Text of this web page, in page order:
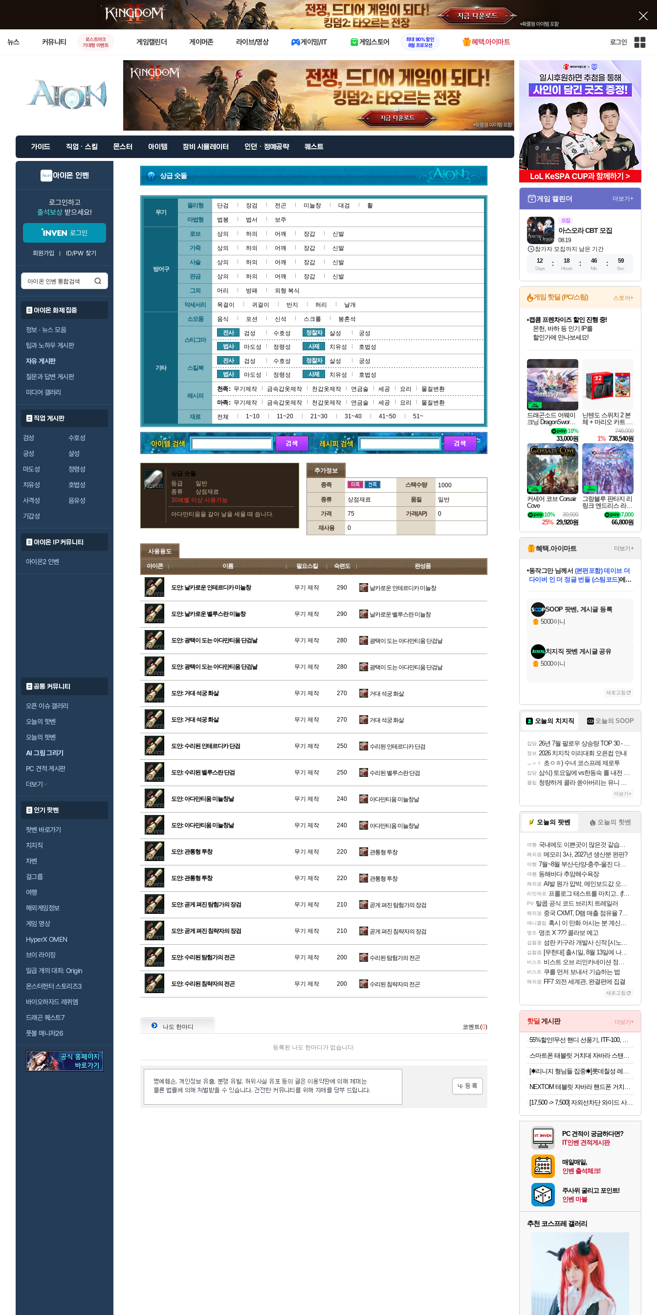
X
뉴스 커뮤니티
로스트아크
기대평 이벤트
게임캘린더 게이머존 라이브/영상 게이밍/IT 게임스토어
최대 90% 할인
8월 프로모션
혜택.아이마트 로그인
인
트
가이드 직업 · 스킬 몬스터 아이템 장비 시뮬레이터 인던 · 정예공략 퀘스트
아이온 인벤
로그인하고
출석보상 받으세요!
로그인
회원가입 ID/PW 찾기
아이온 화제 집중
정보 · 뉴스 모음
팁과 노하우 게시판
자유 게시판
질문과 답변 게시판
미디어 갤러리
직업 게시판
검성
수호성
궁성
살성
마도성
정령성
치유성
호법성
사격성
음유성
기갑성
아이온 IP 커뮤니티
아이온2 인벤
공통 커뮤니티
오픈 이슈 갤러리
오늘의 핫벤
오늘의 팟벤
AI 그림 그리기
PC 견적 게시판
더보기
인기 팟벤
팟벤 바로가기
치지직
차벤
걸그룹
여행
해외게임정보
게임 영상
HyperX OMEN
브이 라이징
일곱 개의 대죄: Origin
몬스터헌터 스토리즈3
바이오하자드 레퀴엠
드래곤 퀘스트7
풋볼 매니저26
상급 숫돌
무기
물리형 단검 장검 전곤 미늘창 대검 활
마법형 법봉 법서 보주
방어구
로브 상의 하의 어깨 장갑 신발
가죽 상의 하의 어깨 장갑 신발
사슬 상의 하의 어깨 장갑 신발
판금 상의 하의 어깨 장갑 신발
그외 머리 방패 외형 복식
악세서리 목걸이 귀걸이 반지 허리 날개
기타
소모품 음식 포션 신석 스크롤 봉혼석
스티그마
전사 검성 수호성 정찰자 살성
궁성
법사
마도성 정령성 사제 치유성 호법성
스킬북
전사 검성 수호성 정찰자 살성
궁성
법사
마도성 정령성 사제 치유성 호법성
레시피
천족 : 무기제작 금속갑옷제작 천갑옷제작 연금술 세공 요리
물질변환
마족 : 무기제작 금속갑옷제작 천갑옷제작 연금술 세공 요리 물질변환
재료 전체 1~10 11~20 21~30 31~40 41~50 51~
상급 숫돌
등급
일반
종류
상점재료
30레벨 이상 사용가능
아다만티움을 갈아 날을 세울 때 씁니다.
추가정보
종족 스택수량 1000
종류 상점재료 품질 일반
가격 75 가격(AP) 0
재사용 0
사용용도
아이콘 이름 필요스킬 숙련도 완성품
도안: 날카로운 인테르디카 미늘창 무기 제작 290 날카로운 인테르디카 미늘창
도안: 날카로운 벨루스란 미늘창 무기 제작 290 날카로운 벨루스란 미늘창
도안: 광택이 도는 아다만티움 단검날 무기 제작 280 광택이 도는 아다만티움 단검날
도안: 광택이 도는 아다만티움 단검날 무기 제작 280 광택이 도는 아다만티움 단검날
도안: 거대 석궁 화살 무기 제작 270 거대 석궁 화살
도안: 거대 석궁 화살 무기 제작 270 거대 석궁 화살
도안: 수리된 인테르디카 단검 무기 제작 250 수리된 인테르디카 단검
도안: 수리된 벨루스란 단검 무기 제작 250 수리된 벨루스란 단검
도안: 아다만티움 미늘창날 무기 제작 240 아다만티움 미늘창날
도안: 아다만티움 미늘창날 무기 제작 240 아다만티움 미늘창날
도안: 관통형 투창 무기 제작 220 관통형 투창
도안: 관통형 투창 무기 제작 220 관통형 투창
도안: 곧게 펴진 탐험가의 장검 무기 제작 210 곧게 펴진 탐험가의 장검
도안: 곧게 펴진 침략자의 장검 무기 제작 210 곧게 펴진 침략자의 장검
도안: 수리된 탐험가의 전곤 무기 제작 200 수리된 탐험가의 전곤
도안: 수리된 침략자의 전곤 무기 제작 200 수리된 침략자의 전곤
나도 한마디 코멘트(0)
등록된 나도 한마디가 없습니다.
게임 캘린더 더보기+
모집
08.19
아스오라 CBT 모집
참가자 모집까지 남은 기간
12
Days
18
Hours
46
Min
58
Sec
게임 핫딜 (PC/스팀) 스토어+
최대 90% 할인가를 만나보세요!
네이버혜택과 함께 만나보세요!
50%할인&추가 적립까지!
이니&베니 혜택까지!
네이버 혜택가와 함께 예약하세요!
할인&네이버혜택으로 만나보세요!
네이버페이 혜택과 만나보세요!
40주년 프로모션으로 만나보세요!
네이버 포인트 혜택까지!
캡콤 프렌차이즈 할인 진행 중!
몬헌, 바하 등 인기 IP를
할인가에 만나보세요!
일부 에디션 상시 할인!
혜택으로 예약 판매 중
편안하게 충전하세요
드래곤소드 어웨이
크닝 DragonSword A
10%
33,000원
닌텐도 스위치 2 본
체 + 마리오 카트 월
746,000
1% 738,540원
커세어 코브 Corsair
Cove
39,900
10%
25% 29,920원
그랑블루 판타지 리
링크 엔드리스 라그
나로크 Granblue Fa
ntasy Relink Endless
7,000
66,800원
혜택.아이마트 더보기+
당첨되셨습니다.
당첨되셨습니다.
당첨되셨습니다.
동작그만님께서 (본편포함) 데이브 더
다이버 인 더 정글 번들 (스팀코드)에
에디션 (스팀코드) 를 교환.
당첨되셨습니다.
당첨되셨습니다.
당첨되셨습니다.
당첨되셨습니다.
SOOP 팟벤, 게시글 등록
5000이니
치지직 팟벤 게시글 공유
5000이니
새로고침
오늘의 치지직 오늘의 SOOP
잡담 26년 7월 팔로우 상승량 TOP 30 - 월간 치지직
정보 2026 치지직 이리대회 오픈컵 안내
ㅗㅜㅑ 초ㅇㅎ) 수녀 코스프레 제로투
잡담 삼식) 토요일에 vs한동숙 롤 내전 예정
클립 청량하게 콜라 쏟아버리는 유니 ㅋㅋㅋ
더보기+
오늘의 팟벤 오늘의 핫벤
여행 국내에도 이쁜곳이 많은것 같습니다
해외겜 메모리 3사, 2027년 생산분 완판?
여행 7월~8월 부산-단양-충주-울진 다녀왔어요~
여행 동해바다 추암해수욕장
해외겜 AI발 원가 압박, 메인보드값 오르나
리밋제로 프롤로그 테스트를 마치고.. (feat. 리아)
PV 탈콥 공식 코드 브리치 트레일러
해외겜 중국 CXMT, D램 매출 점유율 7%…글로벌 4위로 부상
애니클립 혹시 이 만화 아시는 분 계신가요
명조 명조 X ??? 콜라보 예고
섭컬겜 섬란 카구라 개발사 신작 [시노비 넥서스] 연내 출시 예정
섭컬겜 [무한대] 출시일, 8월 13일에 나오나
비스트 비스트 오브 리인카네이션 정보/공략글 모음
비스트 쿠를 먼저 보내서 기습하는 법
해외겜 FF7 외전 세계관, 완결편에 집결
새로고침
핫딜 게시판 더보기+
[17,500 -> 7,500] 자외선차단 와이드 사파리모자
PC 견적이 궁금하다면?
IT인벤 견적게시판
매일매일,
인벤 출석체크!
주사위 굴리고 포인트!
인벤 마블
추천 코스프레 갤러리